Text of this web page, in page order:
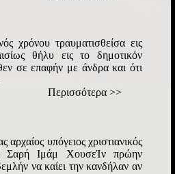
χρόνου τραυματισθείσα εις
θήλυ εις το δημοτικόν
σε επαφήν με άνδρα και ότι
Περισσότερα >>
υπόγειος χριστιανικός
Σαρή Ιμάμ ΧουσεΊν πρώην
να καίει την κανδήλαν αν